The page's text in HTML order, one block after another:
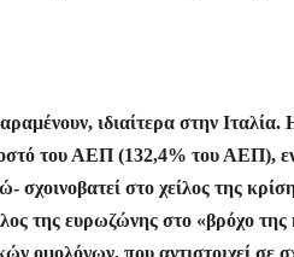
ιδιαίτερα στην
του ΑΕΠ (132,4% του ΑΕΠ),
σχοινοβατεί στο χείλος της
της ευρωζώνης στο «βρόχο της